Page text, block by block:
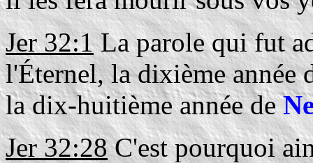
Jer 32:1La parole qui fut
l'Éternel, la dixième année
la dix-huitième année de
Jer 32:28C'est pourquoi